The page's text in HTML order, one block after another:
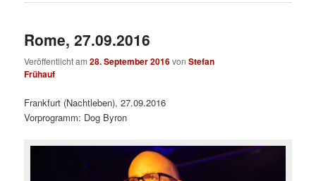
Rome, 27.09.2016
Veröffentlicht am28. September 2016vonStefan
Frühauf
Frankfurt (Nachtleben), 27.09.2016
Vorprogramm: Dog Byron